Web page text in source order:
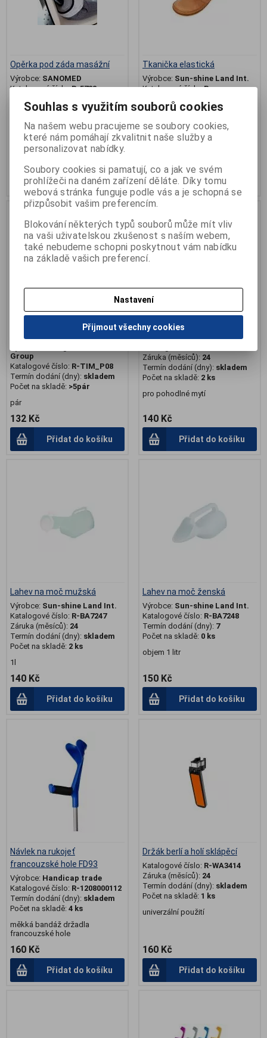
Opěrka pod záda masážní
Výrobce: SANOMED
Katalogové číslo:R-5728
Termín dodání (dny): skladem
zádová opěrka na židli, na
Přidat do košíku
Tkanička elastická
Výrobce: Sun-shine Land Int.
Katalogové číslo:R-
Termín dodání (dny):skladem
3 páry, délka 61 nebo 81cm,
nezavazovací
Přidat do košíku
Násadec k trekingovým holím
Group
Katalogové číslo: R-TIM_P08
Termín dodání (dny): skladem
Počet na skladě: >5pár
pár
132 Kč
Přidat do košíku
Mycí houba prodloužená
Záruka (měsíců): 24
Termín dodání (dny): skladem
Počet na skladě: 2 ks
pro pohodlné mytí
140 Kč
Přidat do košíku
Lahev na moč mužská
Výrobce: Sun-shine Land Int.
Katalogové číslo: R-BA7247
Záruka (měsíců): 24
Termín dodání (dny): skladem
Počet na skladě: 2 ks
1l
140 Kč
Přidat do košíku
Lahev na moč ženská
Výrobce: Sun-shine Land Int.
Katalogové číslo: R-BA7248
Termín dodání (dny): 7
Počet na skladě: 0 ks
objem 1 litr
150 Kč
Přidat do košíku
Návlek na rukojeť
francouzské hole FD93
Výrobce: Handicap trade
Katalogové číslo: R-1208000112
Termín dodání (dny): skladem
Počet na skladě: 4 ks
měkká bandáž držadla
francouzské hole
160 Kč
Přidat do košíku
Držák berlí a holí sklápěcí
Katalogové číslo: R-WA3414
Záruka (měsíců): 24
Termín dodání (dny): skladem
Počet na skladě: 1 ks
univerzální použití
160 Kč
Přidat do košíku
Souhlas s využitím souborů cookies
Na našem webu pracujeme se soubory cookies,
které nám pomáhají zkvalitnit naše služby a
personalizovat nabídky.
Soubory cookies si pamatují, co a jak ve svém
prohlížeči na daném zařízení děláte. Díky tomu
webová stránka funguje podle vás a je schopná se
přizpůsobit vašim preferencím.
Blokování některých typů souborů může mít vliv
na vaši uživatelskou zkušenost s naším webem,
také nebudeme schopni poskytnout vám nabídku
na základě vašich preferencí.
Nastavení
Přijmout všechny cookies